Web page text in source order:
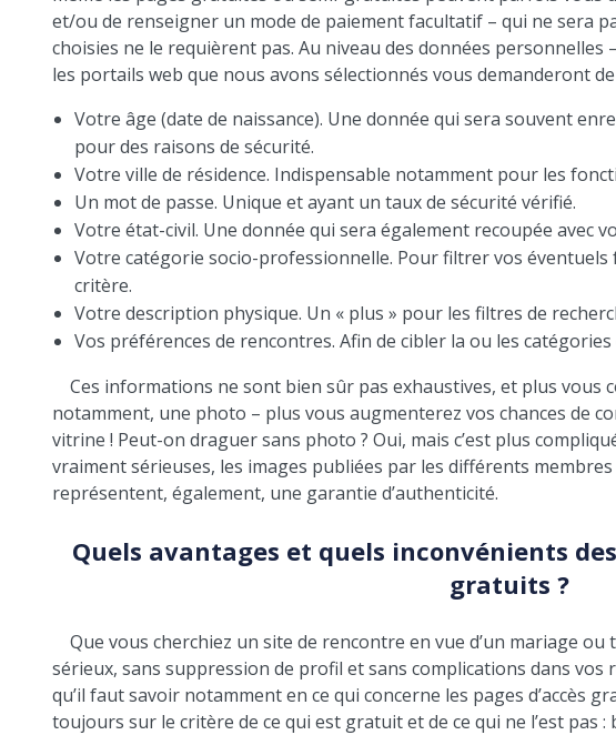
et/ou de renseigner un mode de paiement facultatif – qui ne sera
choisies ne le requièrent pas. Au niveau des données
les portails web que nous avons sélectionnés vous demanderont
Votre âge (date de naissance). Une donnée qui sera souvent
pour des raisons de sécurité.
Votre ville de résidence. Indispensable notamment pour les
Un mot de passe. Unique et ayant un taux de sécurité vérifié.
Votre état-civil. Une donnée qui sera également recoupée avec
Votre catégorie socio-professionnelle. Pour filtrer vos
critère.
Votre description physique. Un « plus » pour les filtres de
Vos préférences de rencontres. Afin de cibler la ou les
Ces informations ne sont bien sûr pas exhaustives, et plus vous
notamment, une photo – plus vous augmenterez vos chances de
vitrine ! Peut-on draguer sans photo ? Oui, mais c’est plus
vraiment sérieuses, les images publiées par les différents
représentent, également, une garantie d’authenticité.
Quels avantages et quels inconvénients
gratuits ?
Que vous cherchiez un site de rencontre en vue d’un mariage
sérieux, sans suppression de profil et sans complications dans vos
qu’il faut savoir notamment en ce qui concerne les pages d’accès
toujours sur le critère de ce qui est gratuit et de ce qui ne l’est pas